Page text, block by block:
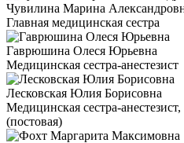
Чувилина Марина
Главная медицинская сестра
Гаврюшина Олеся Юрьевна
Медицинская сестра-анестезист
Лесковская Юлия Борисовна
Медицинская сестра-
(постовая)